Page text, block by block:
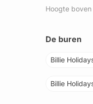
Hoogte boven
De buren
Billie
Billie